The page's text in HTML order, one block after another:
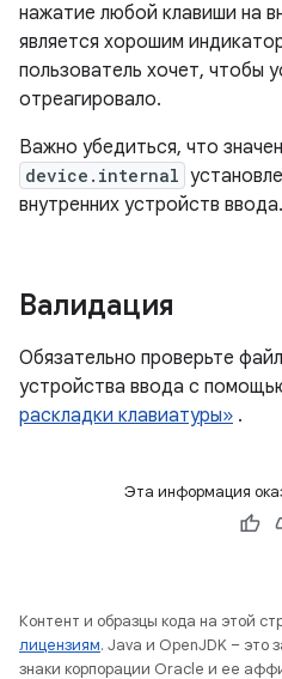
нажатие любой клавиши на
является хорошим
пользователь хочет, чтобы
отреагировало.
Важно убедиться, что
device.internal
внутренних устройств ввода.
Валидация
Обязательно проверьте
устройства ввода с
раскладки клавиатуры» .
Эта информация
Контент и образцы кода на этой
лицензиям. Java и OpenJDK – это
знаки корпорации Oracle и ее